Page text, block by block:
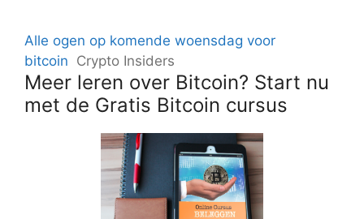
Alle ogen op komende woensdag voor
bitcoin Crypto Insiders
Meer leren over Bitcoin? Start nu
met de Gratis Bitcoin cursus